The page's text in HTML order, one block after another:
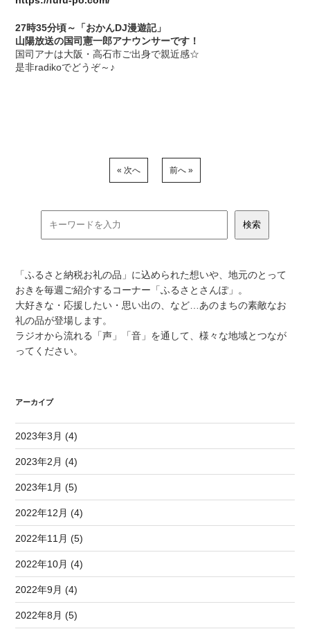
27時35分頃～「おかんDJ漫遊記」
山陽放送の国司憲一郎アナウンサーです！
国司アナは大阪・高石市ご出身で親近感☆
是非radikoでどうぞ～♪
« 次へ 前へ »
「ふるさと納税お礼の品」に込められた想いや、地元のとって
おきを毎週ご紹介するコーナー「ふるさとさんぽ」。
大好きな・応援したい・思い出の、など…あのまちの素敵なお
礼の品が登場します。
ラジオから流れる「声」「音」を通して、様々な地域とつなが
ってください。
アーカイブ
2023年3月 (4)
2023年2月 (4)
2023年1月 (5)
2022年12月 (4)
2022年11月 (5)
2022年10月 (4)
2022年9月 (4)
2022年8月 (5)